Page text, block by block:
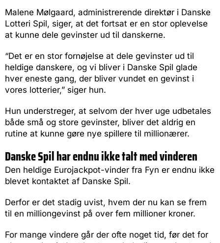
Malene Mølgaard, administrerende direktør i Danske
Lotteri Spil, siger, at det fortsat er en stor oplevelse
at kunne dele gevinster ud til danskerne.
“Det er en stor fornøjelse at dele gevinster ud til
heldige danskere, og vi bliver i Danske Spil glade
hver eneste gang, der bliver vundet en gevinst i
vores lotterier,” siger hun.
Hun understreger, at selvom der hver uge udbetales
både små og store gevinster, bliver det aldrig en
rutine at kunne gøre nye spillere til millionærer.
Danske Spil har endnu ikke talt med vinderen
Den heldige Eurojackpot-vinder fra Fyn er endnu ikke
blevet kontaktet af Danske Spil.
Derfor er det stadig uvist, hvem der nu kan se frem
til en milliongevinst på over fem millioner kroner.
For mange vindere går der ofte noget tid, før det for